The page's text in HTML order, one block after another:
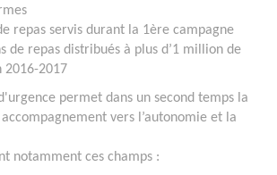
repas servis durant la 1ère campagne
de repas distribués à plus d’1 million de
2016-2017
permet dans un second temps la
vers l’autonomie et la
notamment ces champs :